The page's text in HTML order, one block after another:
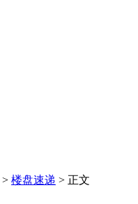
> 楼盘速递 > 正文